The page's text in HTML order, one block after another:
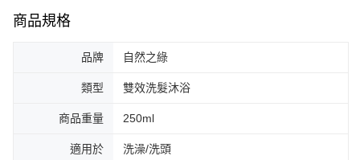
商品規格
品牌 自然之綠
類型 雙效洗髮沐浴
商品重量 250ml
適用於 洗澡/洗頭